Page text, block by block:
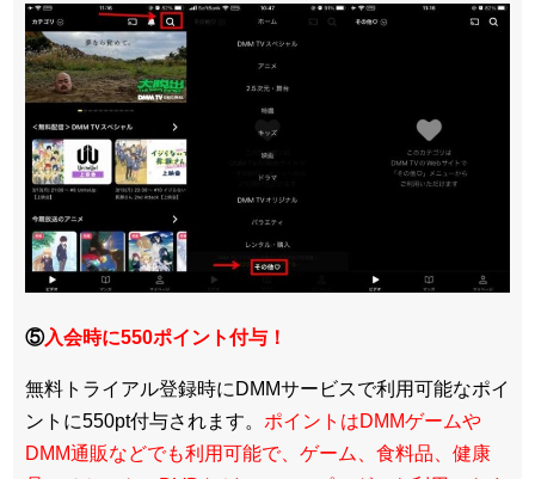
⑤入会時に550ポイント付与！
無料トライアル登録時にDMMサービスで利用可能なポイ
ントに550pt付与されます。 ポイントはDMMゲームや
DMM通販などでも利用可能で、ゲーム、食料品、健康